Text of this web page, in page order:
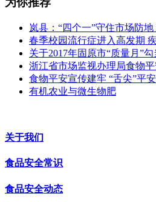
岚县：“四个一”守住市场防
春季校园流行症进入高发期
关于2017年固原市“质量月”
浙江省市场监视办理局食物
食物平安宣传建牢 “舌尖”平
有机农业与微生物肥
关于我们
食品安全常识
食品安全动态